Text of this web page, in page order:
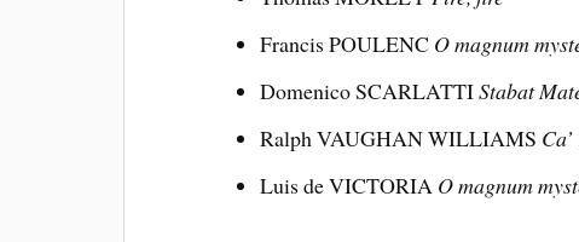
Francis POULENC O magnum
Domenico SCARLATTIStabat
Ralph VAUGHAN WILLIAMS
Luis de VICTORIA O magnum